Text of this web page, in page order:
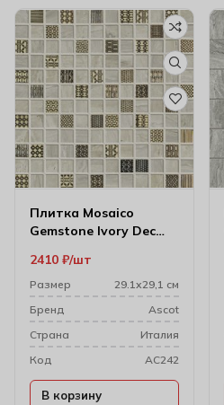
Плитка Mosaico
Gemstone Ivory Dec
2410 ₽ шт
Размер
29.1х29,1 см
Бренд
Ascot
Cтрана
Италия
Код
AC242
В корзину